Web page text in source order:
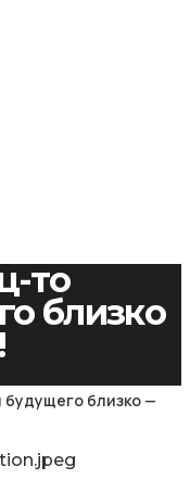
то
близко
близко —